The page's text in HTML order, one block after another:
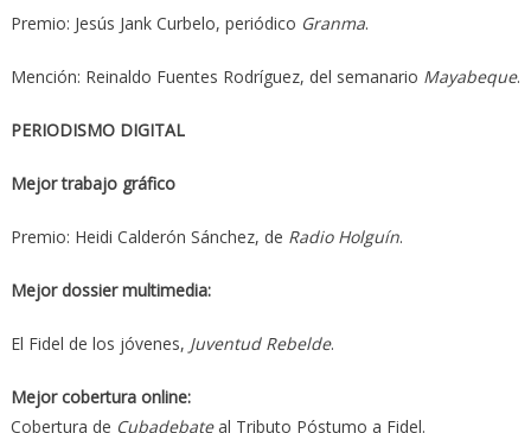
Premio: Jesús Jank Curbelo, periódico Granma.
Mención: Reinaldo Fuentes Rodríguez, del semanario Mayabeque.
PERIODISMO DIGITAL
Mejor trabajo gráfico
Premio: Heidi Calderón Sánchez, de Radio Holguín.
Mejor dossier multimedia:
El Fidel de los jóvenes, Juventud Rebelde.
Mejor cobertura online:
Cobertura de Cubadebateal Tributo Póstumo a Fidel.